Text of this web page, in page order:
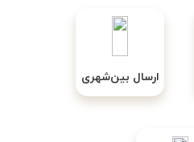
ارسال بین‌شهری